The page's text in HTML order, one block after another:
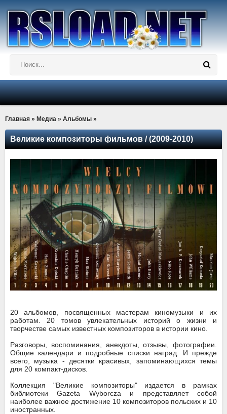
Главная » Медиа » Альбомы »
Великие композиторы фильмов / (2009-2010)
20 альбомов, посвященных мастерам киномузыки и их
работам. 20 томов увлекательных историй о жизни и
творчестве самых известных композиторов в истории кино.
Разговоры, воспоминания, анекдоты, отзывы, фотографии.
Общие календари и подробные списки наград. И прежде
всего, музыка - десятки красивых, запоминающихся темы
для 20 компакт-дисков.
Коллекция "Великие композиторы" издается в рамках
библиотеки Gazeta Wyborcza и представляет собой
наиболее важное достижение 10 композиторов польских и 10
иностранных.